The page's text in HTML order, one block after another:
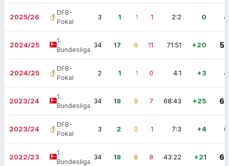
2025/26
DFB-
Pokal
3 1 1 1 2:2 0 4
2024/25
1.
Bundesliga
34 17 6 11 71:51 +20 57
2024/25
DFB-
Pokal
2 1 1 0 4:1 +3 4
2023/24
1.
Bundesliga
34 18 9 7 68:43 +25 63
2023/24
DFB-
Pokal
3 2 0 1 7:3 +4 6
2022/23
1.
Bundesliga
34 18 8 8 43:22 +21 62